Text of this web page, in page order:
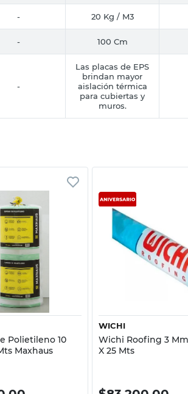
- 20 Kg / M3
- 100 Cm
-
Las placas de EPS
brindan mayor
aislación térmica
para cubiertas y
muros.
Vista rápida
Polietileno 10
Maxhaus
Vista
WICHI
Wichi Roofing 3 Mm
X 25 Mts